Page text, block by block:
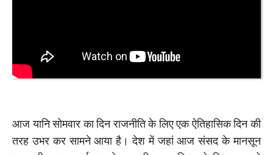
आज यानि सोमवार का दिन राजनीति के लिए एक ऐतिहासिक दिन की
तरह उभर कर सामने आया है। देश में जहां आज संसद के मानसून